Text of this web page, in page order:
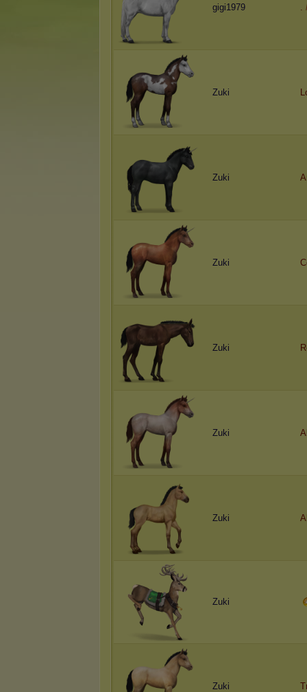
gigi1979 .
Zuki
Zuki
Zuki
Zuki
Zuki
Zuki
Zuki
Zuki